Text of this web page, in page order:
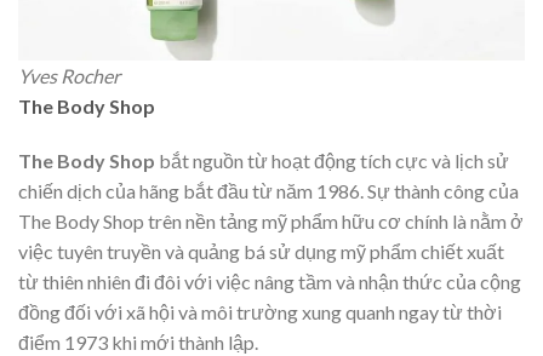
Yves Rocher
The Body Shop
The Body Shop bắt nguồn từ hoạt động tích cực và lịch sử
chiến dịch của hãng bắt đầu từ năm 1986. Sự thành công của
The Body Shop trên nền tảng mỹ phẩm hữu cơ chính là nằm ở
việc tuyên truyền và quảng bá sử dụng mỹ phẩm chiết xuất
từ thiên nhiên đi đôi với việc nâng tầm và nhận thức của cộng
đồng đối với xã hội và môi trường xung quanh ngay từ thời
điểm 1973 khi mới thành lập.